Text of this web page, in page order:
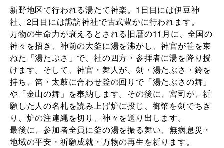
新野地区で行われる湯たて神楽。1日目には伊豆神
社、2日目には諏訪神社で古式豊かに行われます。
万物の生命力が衰えるとされる旧暦の11月に、全国の
神々を招き、神前の大釜に湯を沸かし、神官が笹を束
ねた「湯たぶさ」で、社の四方・参拝者に湯を降り授
けます。そして、神官・舞人が、剣・湯たぶさ・鈴を
持ち、笛・太鼓に合わせ釜の回りで「湯たぶさの舞」
や「金山の舞」を奉納します。その後に、宮司が、祈
願した人の名札を読み上げ炉に投じ、御幣を剣でちぎ
り、炉の注連縄を切り、神々を送り出します。
最後に、参加者全員に釜の湯を振る舞い、無病息災・
地域の平安・祈願成就・万物の再生を祈ります。